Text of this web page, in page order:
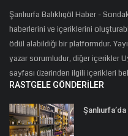
Şanlıurfa Balıklıgöl Haber -
haberlerini ve içeriklerini
ödül alabildiği bir platformdur.
yazar sorumludur, diğer içerikler
sayfası üzerinden ilgili içerikleri
RASTGELE GÖNDERILER